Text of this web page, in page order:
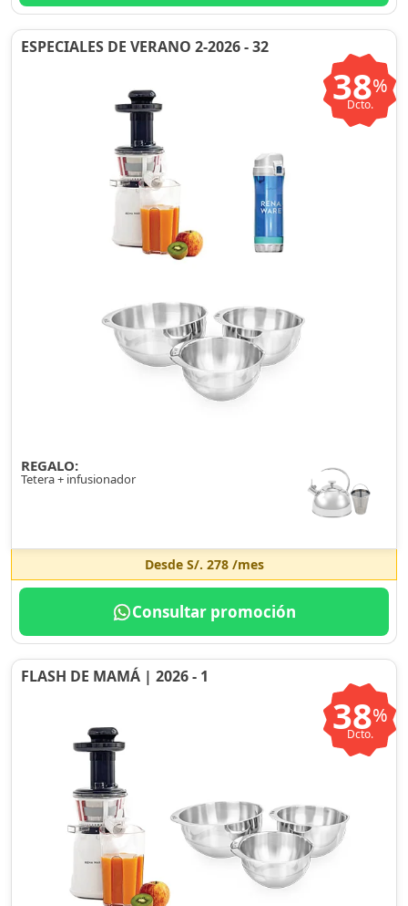
ESPECIALES DE VERANO 2-2026 - 32
38%
Dcto.
REGALO:
Tetera + infusionador
Desde S/. 278/mes
Consultar promoción
FLASH DE MAMÁ | 2026 - 1
38%
Dcto.